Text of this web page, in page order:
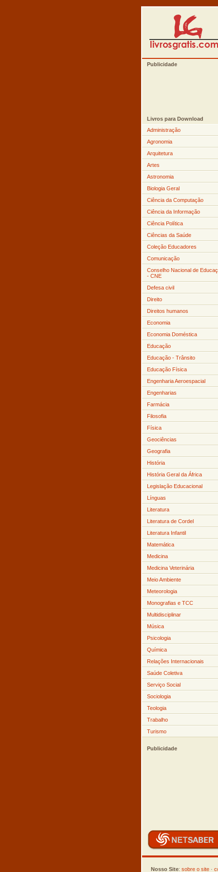
Publicidade
Livros para Download
Administração
Agronomia
Arquitetura
Artes
Astronomia
Biologia Geral
Ciência da Computação
Ciência da Informação
Ciência Política
Ciências da Saúde
Coleção Educadores
Comunicação
Conselho Nacional de
- CNE
Defesa civil
Direito
Direitos humanos
Economia
Economia Doméstica
Educação
Educação - Trânsito
Educação Física
Engenharia Aeroespacial
Engenharias
Farmácia
Filosofia
Física
Geociências
Geografia
História
História Geral da África
Legislação Educacional
Línguas
Literatura
Literatura de Cordel
Literatura Infantil
Matemática
Medicina
Medicina Veterinária
Meio Ambiente
Meteorologia
Monografias e TCC
Multidisciplinar
Música
Psicologia
Química
Relações Internacionais
Saúde Coletiva
Serviço Social
Sociologia
Teologia
Trabalho
Turismo
Publicidade
Nosso Site: sobre o site ·